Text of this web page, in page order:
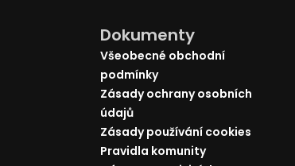
Dokumenty
Všeobecné obchodní
podmínky
Zásady ochrany osobních
údajů
Zásady používání cookies
Pravidla komunity